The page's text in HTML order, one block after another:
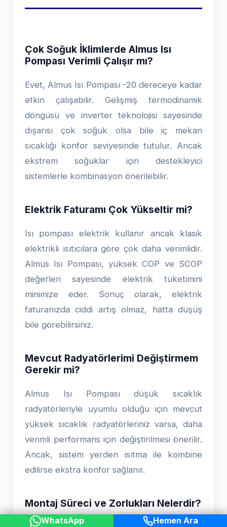
WhatsApp Hemen Ara
Çok Soğuk İklimlerde Almus Isı
Pompası Verimli Çalışır mı?
Evet, Almus Isı Pompası -20 dereceye kadar
etkin çalışabilir. Gelişmiş termodinamik
döngüsü ve inverter teknolojisi sayesinde
dışarısı çok soğuk olsa bile iç mekan
sıcaklığı konfor seviyesinde tutulur. Ancak
ekstrem soğuklar için destekleyici
sistemlerle kombinasyon önerilebilir.
Elektrik Faturamı Çok Yükseltir mi?
Isı pompası elektrik kullanır ancak klasik
elektrikli ısıtıcılara göre çok daha verimlidir.
Almus Isı Pompası, yüksek COP ve SCOP
değerleri sayesinde elektrik tüketimini
minimize eder. Sonuç olarak, elektrik
faturanızda ciddi artış olmaz, hatta düşüş
bile görebilirsiniz.
Mevcut Radyatörlerimi Değiştirmem
Gerekir mi?
Almus Isı Pompası düşük sıcaklık
radyatörleriyle uyumlu olduğu için mevcut
yüksek sıcaklık radyatörleriniz varsa, daha
verimli performans için değiştirilmesi önerilir.
Ancak, sistem yerden ısıtma ile kombine
edilirse ekstra konfor sağlanır.
Montaj Süreci ve Zorlukları Nelerdir?